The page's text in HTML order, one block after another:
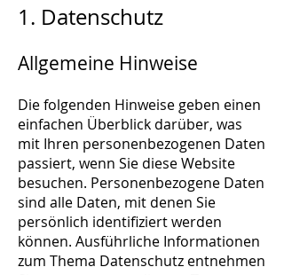
1. Datenschutz
Allgemeine Hinweise
Die folgenden Hinweise geben einen
einfachen Überblick darüber, was
mit Ihren personenbezogenen Daten
passiert, wenn Sie diese Website
besuchen. Personenbezogene Daten
sind alle Daten, mit denen Sie
persönlich identifiziert werden
können. Ausführliche Informationen
zum Thema Datenschutz entnehmen